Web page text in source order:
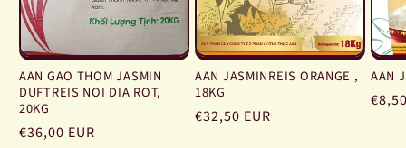
AAN GAO THOM JASMIN
DUFTREIS NOI DIA ROT,
20KG
Giá
€36,00 EUR
AAN JASMINREIS ORANGE ,
18KG
Giá
€32,50 EUR
AAN
Giá